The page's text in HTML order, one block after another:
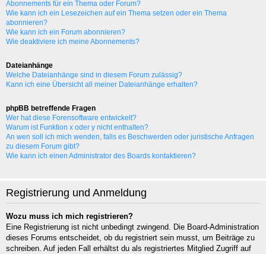
Abonnements für ein Thema oder Forum?
Wie kann ich ein Lesezeichen auf ein Thema setzen oder ein Thema
abonnieren?
Wie kann ich ein Forum abonnieren?
Wie deaktiviere ich meine Abonnements?
Dateianhänge
Welche Dateianhänge sind in diesem Forum zulässig?
Kann ich eine Übersicht all meiner Dateianhänge erhalten?
phpBB betreffende Fragen
Wer hat diese Forensoftware entwickelt?
Warum ist Funktion x oder y nicht enthalten?
An wen soll ich mich wenden, falls es Beschwerden oder juristische Anfragen
zu diesem Forum gibt?
Wie kann ich einen Administrator des Boards kontaktieren?
Registrierung und Anmeldung
Wozu muss ich mich registrieren?
Eine Registrierung ist nicht unbedingt zwingend. Die Board-Administration
dieses Forums entscheidet, ob du registriert sein musst, um Beiträge zu
schreiben. Auf jeden Fall erhältst du als registriertes Mitglied Zugriff auf